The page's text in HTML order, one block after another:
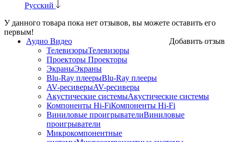
Русский
У данного товара пока нет отзывов, вы можете оставить его
первым!
Добавить отзыв
Аудио Видео
ТелевизорыТелевизоры
Проекторы Проекторы
ЭкраныЭкраны
Blu-Ray плеерыBlu-Ray плееры
AV-ресиверыAV-ресиверы
Акустические системыАкустические системы
Компоненты Hi-FiКомпоненты Hi-Fi
Виниловые проигрывателиВиниловые
проигрыватели
Микрокомпонентные